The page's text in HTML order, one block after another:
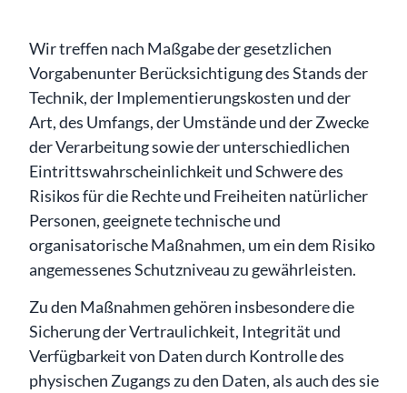
Wir treffen nach Maßgabe der gesetzlichen
Vorgabenunter Berücksichtigung des Stands der
Technik, der Implementierungskosten und der
Art, des Umfangs, der Umstände und der Zwecke
der Verarbeitung sowie der unterschiedlichen
Eintrittswahrscheinlichkeit und Schwere des
Risikos für die Rechte und Freiheiten natürlicher
Personen, geeignete technische und
organisatorische Maßnahmen, um ein dem Risiko
angemessenes Schutzniveau zu gewährleisten.
Zu den Maßnahmen gehören insbesondere die
Sicherung der Vertraulichkeit, Integrität und
Verfügbarkeit von Daten durch Kontrolle des
physischen Zugangs zu den Daten, als auch des sie